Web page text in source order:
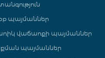
պայմաններ
վաճառքի պայմաններ
պայմաններ